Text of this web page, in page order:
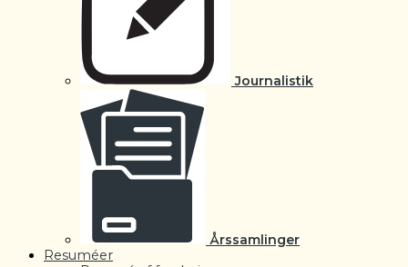
Journalistik
Årssamlinger
Resuméer